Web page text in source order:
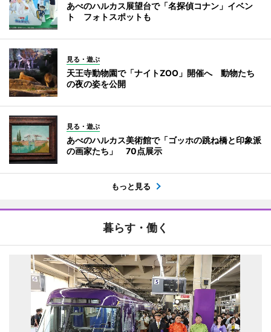
あべのハルカス展望台で「名探偵コナン」イベン
ト フォトスポットも
見る・遊ぶ
天王寺動物園で「ナイトZOO」開催へ 動物たち
の夜の姿を公開
見る・遊ぶ
あべのハルカス美術館で「ゴッホの跳ね橋と印象派
の画家たち」 70点展示
もっと見る
暮らす・働く